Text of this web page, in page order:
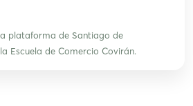
plataforma de Santiago de
Escuela de Comercio Covirán.